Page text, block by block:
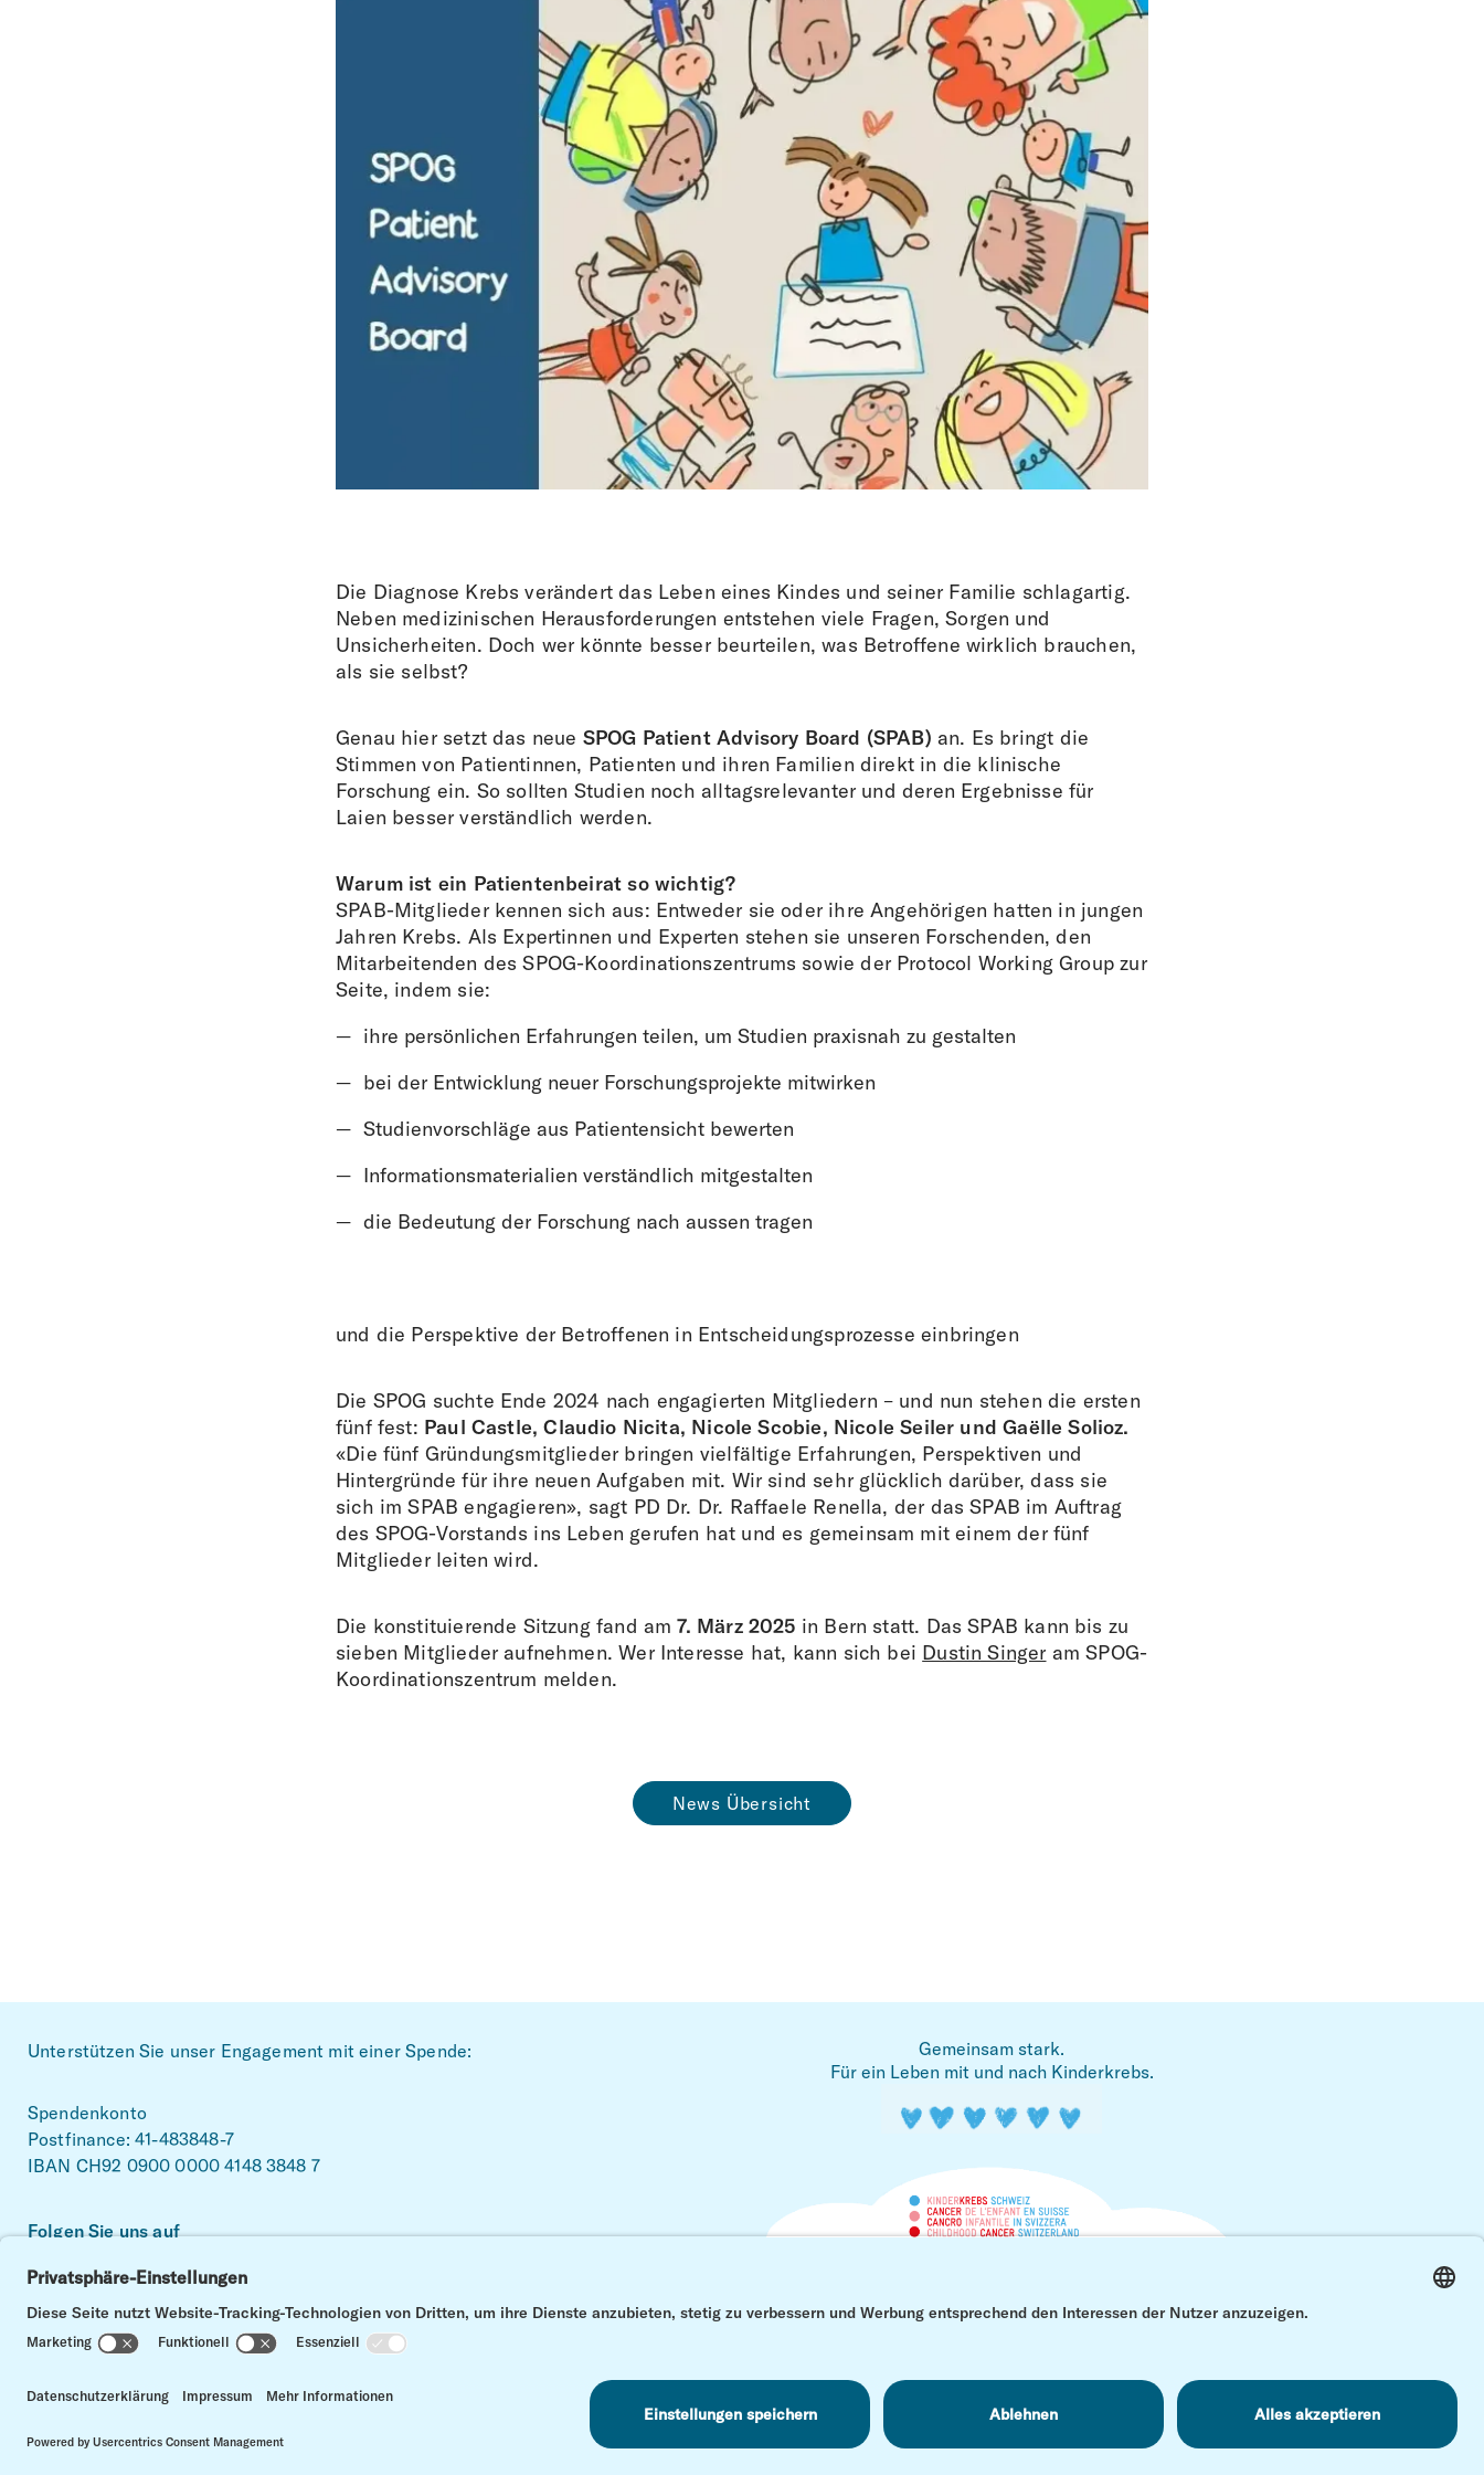
Die Diagnose Krebs verändert das Leben eines Kindes und seiner Familie schlagartig.
Neben medizinischen Herausforderungen entstehen viele Fragen, Sorgen und
Unsicherheiten. Doch wer könnte besser beurteilen, was Betroffene wirklich brauchen,
als sie selbst?
Genau hier setzt das neue SPOG Patient Advisory Board (SPAB) an. Es bringt die
Stimmen von Patientinnen, Patienten und ihren Familien direkt in die klinische
Forschung ein. So sollten Studien noch alltagsrelevanter und deren Ergebnisse für
Laien besser verständlich werden.
Warum ist ein Patientenbeirat so wichtig?
SPAB-Mitglieder kennen sich aus: Entweder sie oder ihre Angehörigen hatten in jungen
Jahren Krebs. Als Expertinnen und Experten stehen sie unseren Forschenden, den
Mitarbeitenden des SPOG-Koordinationszentrums sowie der Protocol Working Group zur
Seite, indem sie:
ihre persönlichen Erfahrungen teilen, um Studien praxisnah zu gestalten
bei der Entwicklung neuer Forschungsprojekte mitwirken
Studienvorschläge aus Patientensicht bewerten
Informationsmaterialien verständlich mitgestalten
die Bedeutung der Forschung nach aussen tragen
und die Perspektive der Betroffenen in Entscheidungsprozesse einbringen
Die SPOG suchte Ende 2024 nach engagierten Mitgliedern – und nun stehen die ersten
fünf fest: Paul Castle, Claudio Nicita, Nicole Scobie, Nicole Seiler und Gaëlle Solioz.
«Die fünf Gründungsmitglieder bringen vielfältige Erfahrungen, Perspektiven und
Hintergründe für ihre neuen Aufgaben mit. Wir sind sehr glücklich darüber, dass sie
sich im SPAB engagieren», sagt PD Dr. Dr. Raffaele Renella, der das SPAB im Auftrag
des SPOG-Vorstands ins Leben gerufen hat und es gemeinsam mit einem der fünf
Mitglieder leiten wird.
Die konstituierende Sitzung fand am7. März 2025 in Bern statt. Das SPAB kann bis zu
sieben Mitglieder aufnehmen. Wer Interesse hat, kann sich bei Dustin Singer am SPOG-
Koordinationszentrum melden.
News Übersicht
Footer
Unterstützen Sie unser Engagement mit einer Spende:
Spendenkonto
Postfinance: 41-483848-7
IBAN CH92 0900 0000 4148 3848 7
Folgen Sie uns auf
Facebook Instagram
Gemeinsam stark.
Für ein Leben mit und nach Kinderkrebs.
© Kinderkrebs Schweiz